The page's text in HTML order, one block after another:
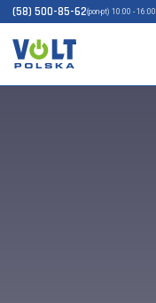
(58) 500-85-62(pon-pt) 10:00 - 16:00